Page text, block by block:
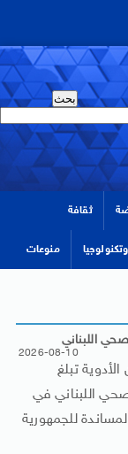
ثقافة
منوعات
اللبناني
2026-08-10
تبلغ
الصحي اللبناني في
للجمهورية